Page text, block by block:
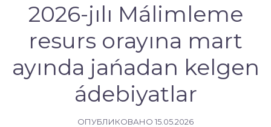
2026-jılı Málimleme
resurs оrayına mart
ayında jańadan kelgen
ádebiyatlar
ОПУБЛИКОВАНО 15.05.2026